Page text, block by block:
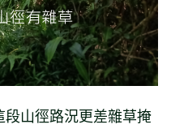
山徑路況更差雜草掩